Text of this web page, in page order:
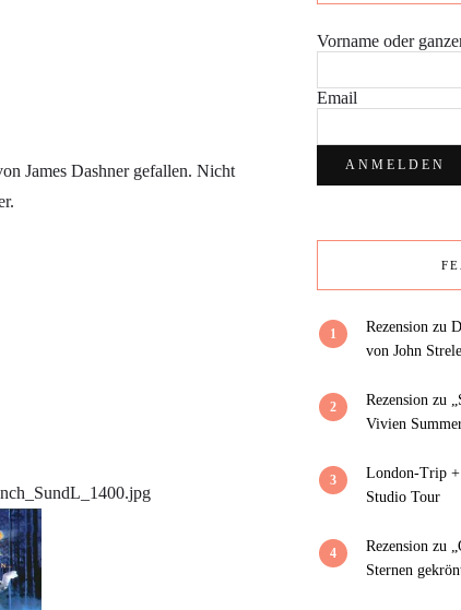
James Dashner gefallen. Nicht
Vorname oder
Email
1
Rezension zu
von John
2
Rezension zu
Vivien
3
London-Trip +
Studio Tour
4
Rezension zu
Sternen